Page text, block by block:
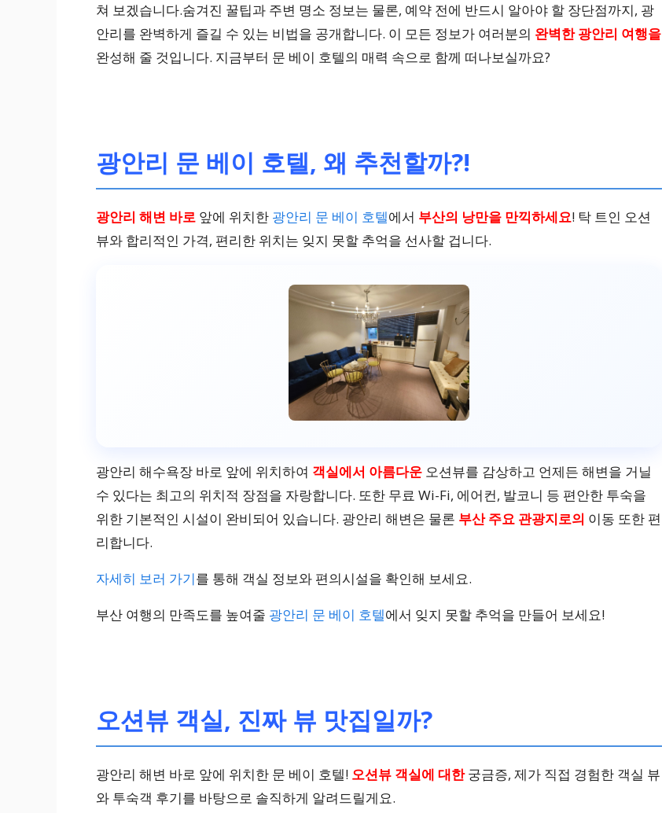
쳐 보겠습니다.숨겨진 꿀팁과 주변 명소 정보는 물론, 예약 전에 반드시 알아야 할 장단점까지, 광
안리를 완벽하게 즐길 수 있는 비법을 공개합니다. 이 모든 정보가 여러분의 완벽한 광안리 여행을
완성해 줄 것입니다. 지금부터 문 베이 호텔의 매력 속으로 함께 떠나보실까요?
광안리 문 베이 호텔, 왜 추천할까?!
광안리 해변 바로 앞에 위치한 광안리 문 베이 호텔에서 부산의 낭만을 만끽하세요! 탁 트인 오션
뷰와 합리적인 가격, 편리한 위치는 잊지 못할 추억을 선사할 겁니다.
광안리 해수욕장 바로 앞에 위치하여 객실에서 아름다운 오션뷰를 감상하고 언제든 해변을 거닐
수 있다는 최고의 위치적 장점을 자랑합니다. 또한 무료 Wi-Fi, 에어컨, 발코니 등 편안한 투숙을
위한 기본적인 시설이 완비되어 있습니다. 광안리 해변은 물론 부산 주요 관광지로의 이동 또한 편
리합니다.
자세히 보러 가기를 통해 객실 정보와 편의시설을 확인해 보세요.
부산 여행의 만족도를 높여줄 광안리 문 베이 호텔에서 잊지 못할 추억을 만들어 보세요!
오션뷰 객실, 진짜 뷰 맛집일까?
광안리 해변 바로 앞에 위치한 문 베이 호텔! 오션뷰 객실에 대한궁금증, 제가 직접 경험한 객실 뷰
와 투숙객 후기를 바탕으로 솔직하게 알려드릴게요.